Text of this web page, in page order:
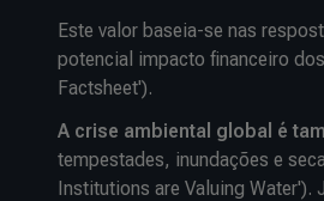
Este valor baseia-se nas
potencial impacto financeiro
Factsheet').
A crise ambiental global é
tempestades, inundações e
Institutions are Valuing Water').